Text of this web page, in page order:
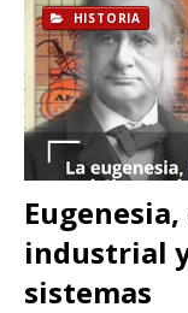
HISTORIA
industrial
sistemas